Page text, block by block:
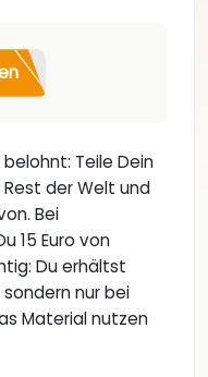
Teile Dein
der Welt und
Bei
15 Euro von
Du erhältst
nur bei
Material nutzen